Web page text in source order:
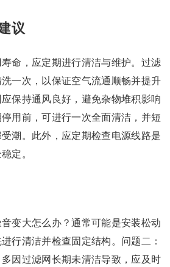
议
命，应定期进行清洁与维护。过滤
一次，以保证空气流通顺畅并提升
保持通风良好，避免杂物堆积影响
用前，可进行一次全面清洁，并短
潮。此外，应定期检查电源线路是
定。
变大怎么办？通常可能是安装松动
行清洁并检查固定结构。问题二：
因过滤网长期未清洁导致，应及时